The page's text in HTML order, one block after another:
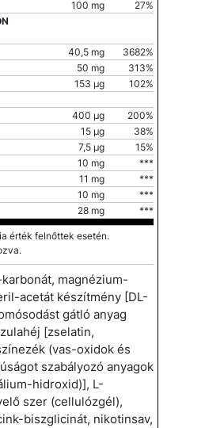
100 mg
27%
40,5 mg
3682%
50 mg
313%
153 μg
102%
400 μg
200%
15 μg
38%
7,5 μg
15%
10 mg
***
11 mg
***
10 mg
***
28 mg ***
érték felnőttek esetén.
magnézium-
acetát készítmény [DL-
gátló anyag
[zselatin,
(vas-oxidok és
szabályozó anyagok
hidroxid)], L-
szer (cellulózgél),
biszglicinát, nikotinsav,